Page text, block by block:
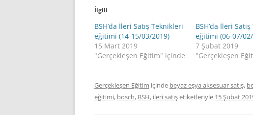
İlgili
BSH’da İleri Satış Teknikleri
eğitimi (14-15/03/2019)
15 Mart 2019
"Gerçekleşen Eğitim" içinde
BSH’da İleri
eğitimi (06-07/
7 Şubat 2019
"Gerçekleşen
Gerçekleşen Eğitim içinde beyaz eşya aksesuar satış,
eğitimi, bosch, BSH, ileri satışetiketleriyle 15 Şubat